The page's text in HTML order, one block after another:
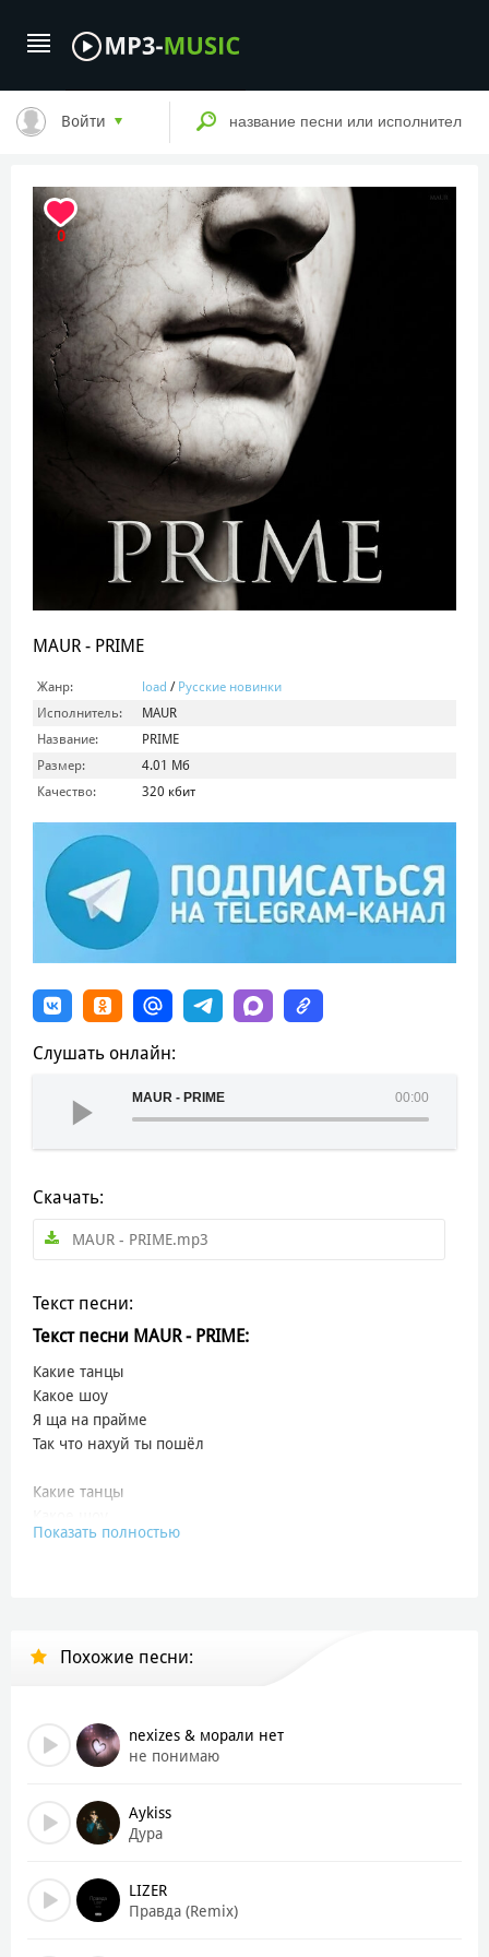
Войти
0
MAUR - PRIME
Жанр: load / Русские новинки
Исполнитель:
MAUR
Название:
PRIME
Размер:
4.01 Мб
Качество:
320 кбит
Слушать онлайн:
00:00
MAUR - PRIME
Скачать:
MAUR - PRIME.mp3
Текст песни:
Текст песни MAUR - PRIME:
Какие танцы
Какое шоу
Я ща на прайме
Так что нахуй ты пошёл
Какие танцы
Я ща на прайме
Я ща на прайме
Он тебя не ценил никогда
Просто удобная дама для секса
Нету такому в душе твоей места
Пиздит — не значит, что ценит и любит
Обрываем все провода
Больше его в твоей жизни не будет
Показать полностью
Похожие песни:
nexizes & морали нет
не понимаю
Aykiss
Дура
LIZER
Правда (Remix)